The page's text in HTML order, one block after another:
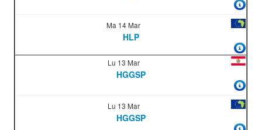
Ma 14 Mar
HLP
Lu 13 Mar
HGGSP
Lu 13 Mar
HGGSP